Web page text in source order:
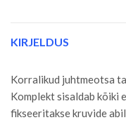
KIRJELDUS
Korralikud juhtmeotsa
Komplekt sisaldab kõiki
fikseeritakse kruvide